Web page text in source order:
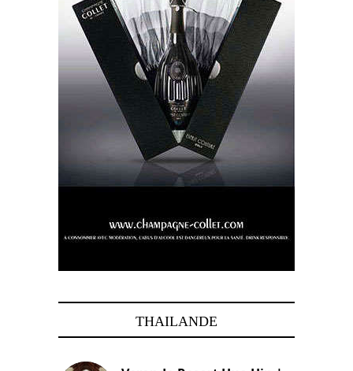
THAILANDE